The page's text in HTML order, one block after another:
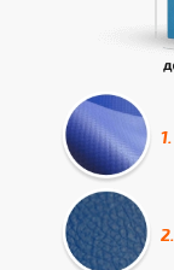
1.
2.